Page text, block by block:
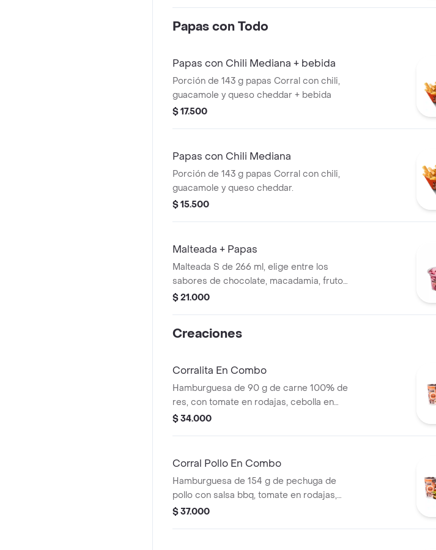
Papas con Todo
Papas con Chili Mediana + bebida
Porción de 143 g papas Corral con chili,
guacamole y queso cheddar + bebida
$ 17.500
Papas con Chili Mediana
Porción de 143 g papas Corral con chili,
guacamole y queso cheddar.
$ 15.500
Malteada + Papas
Malteada S de 266 ml, elige entre los
sabores de chocolate, macadamia, frutos
del bosque, vainilla o Café + papas
de entrega.
$ 21.000
Creaciones
Corralita En Combo
Hamburguesa de 90 g de carne 100% de
res, con tomate en rodajas, cebolla en
rodajas, lechuga, salsa blanca y salsa de
$ 34.000
Corral Pollo En Combo
Hamburguesa de 154 g de pechuga de
pollo con salsa bbq, tomate en rodajas,
cebolla en rodajas, lechuga y salsa blanca
$ 37.000